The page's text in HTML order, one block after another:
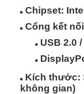
Chipset:
Cổng kết
USB 2.0
Kích thước:
không gian)